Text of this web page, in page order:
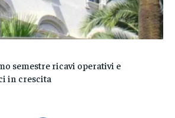
semestre ricavi operativi e
in crescita